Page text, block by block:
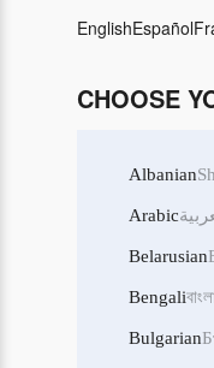
EnglishEspañol
CHOOSE
Albanian
Arabic
Belarusian
Bengali
Bulgarian